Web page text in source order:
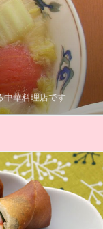
中華料理店です